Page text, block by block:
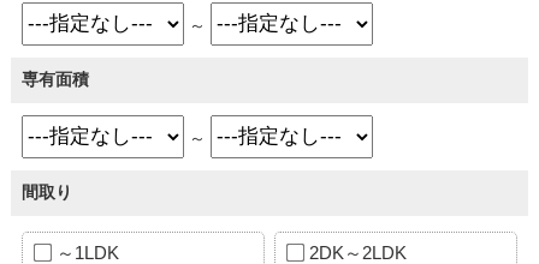
～
専有面積
～
間取り
～1LDK 2DK～2LDK